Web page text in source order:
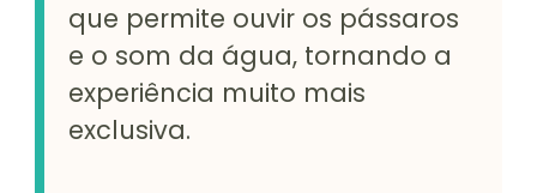
que permite ouvir os pássaros
e o som da água, tornando a
experiência muito mais
exclusiva.